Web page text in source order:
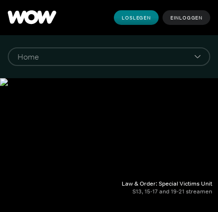
LOSLEGEN EINLOGGEN
Law & Order: Special Victims Unit
S13, 15-17 and 19-21 streamen